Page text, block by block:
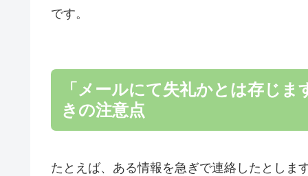
です。
「メールにて失礼かとは存じ
きの注意点
たとえば、ある情報を急ぎで連絡したとしま